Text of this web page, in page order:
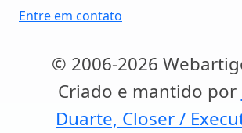
Entre em contato
© 2006-2026
Criado e mantido por
Duarte, Closer /